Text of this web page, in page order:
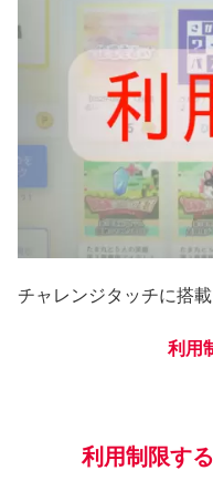
チャレンジタッチに搭
利用
利用制限す